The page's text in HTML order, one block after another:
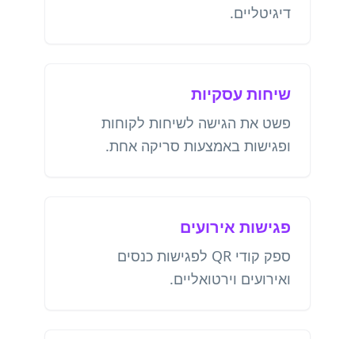
דיגיטליים.
שיחות עסקיות
פשט את הגישה לשיחות לקוחות
ופגישות באמצעות סריקה אחת.
פגישות אירועים
ספק קודי QR לפגישות כנסים
ואירועים וירטואליים.